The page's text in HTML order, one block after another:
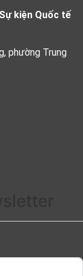
kiện Quốc tế
phường Trung